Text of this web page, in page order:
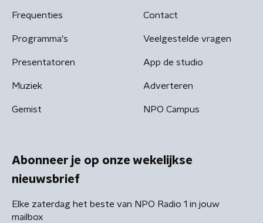
Frequenties
Programma's
Presentatoren
Muziek
Gemist
Contact
Veelgestelde vragen
App de studio
Adverteren
NPO Campus
Abonneer je op onze wekelijkse
nieuwsbrief
Elke zaterdag het beste van NPO Radio 1 in jouw
mailbox